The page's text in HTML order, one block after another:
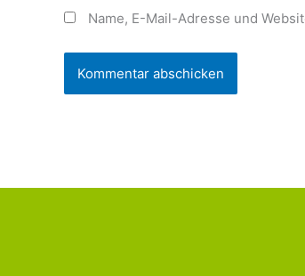
Name, E-Mail-Adresse und